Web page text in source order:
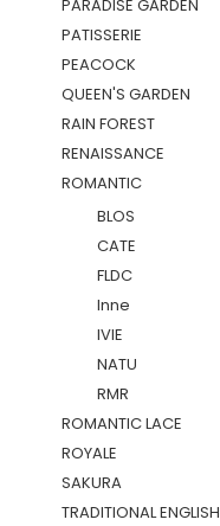
PARADISE GARDEN
PATISSERIE
PEACOCK
QUEEN'S GARDEN
RAIN FOREST
RENAISSANCE
ROMANTIC
BLOS
CATE
FLDC
Inne
IVIE
NATU
RMR
ROMANTIC LACE
ROYALE
SAKURA
TRADITIONAL ENGLISH